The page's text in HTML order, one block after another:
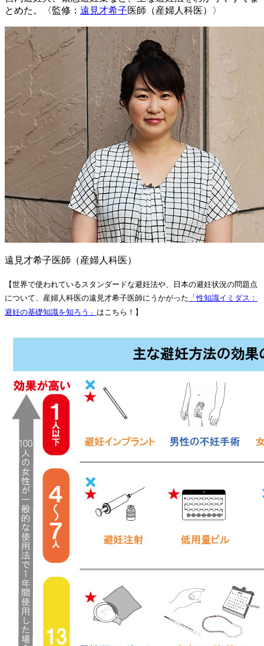
とめた。〈監修： 遠見才希子医師（産婦人科医）〉
遠見才希子医師（産婦人科医）
【世界で使われているスタンダードな避妊法や、日本の避妊状況の問題点
について、産婦人科医の遠見才希子医師にうかがった 「性知識イミダス：
避妊の基礎知識を知ろう」 はこちら！】